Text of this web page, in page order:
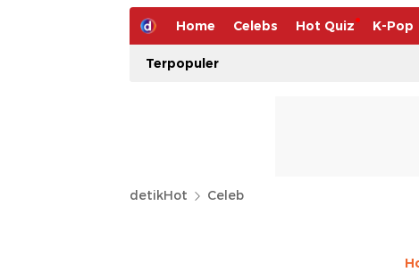
Home Celebs Hot Quiz K-Pop
Terpopuler
detikHot Celeb